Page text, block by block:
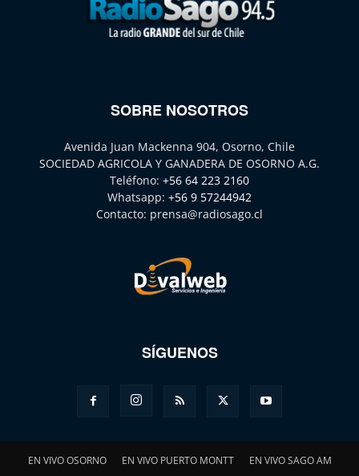
SOBRE NOSOTROS
Avenida Juan Mackenna 904, Osorno, Chile
SOCIEDAD AGRICOLA Y GANADERA DE OSORNO A.G.
Teléfono: +56 64 223 2160
Whatsapp: +56 9 57244942
Contacto: prensa@radiosago.cl
SÍGUENOS
EN VIVO OSORNO EN VIVO PUERTO MONTT EN VIVO SAGO AM